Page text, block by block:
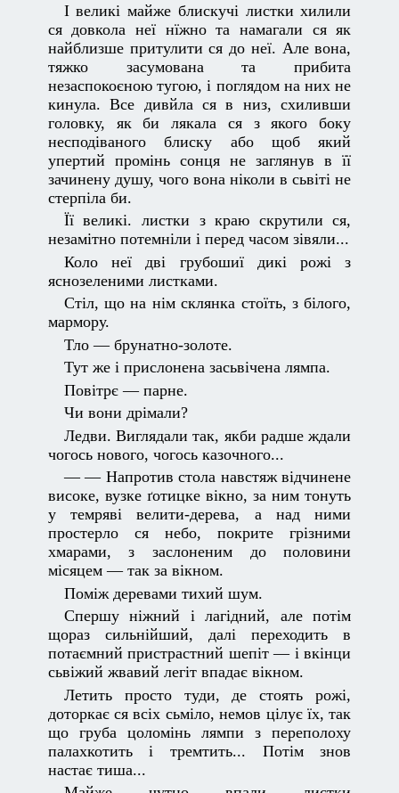
І великі майже блискучі листки хилили
ся довкола неї нїжно та намагали ся як
найблизше притулити ся до неї. Але вона,
тяжко засумована та прибита
незаспокоєною тугою, і поглядом на них не
кинула. Все дивйла ся в низ, схиливши
головку, як би лякала ся з якого боку
несподіваного блиску або щоб який
упертий промінь сонця не заглянув в її
зачинену душу, чого вона ніколи в сьвіті не
стерпіла би.
Її великі. листки з краю скрутили ся,
незамітно потемніли і перед часом зівяли...
Коло неї дві грубошиї дикі рожі з
яснозеленими листками.
Стіл, що на нім склянка стоїть, з білого,
мармору.
Тло — брунатно-золоте.
Тут же і прислонена засьвічена лямпа.
Повітрє — парне.
Чи вони дрімали?
Ледви. Виглядали так, якби радше ждали
чогось нового, чогось казочного...
— — Напротив стола навстяж відчинене
високе, вузке ґотицке вікно, за ним тонуть
у темряві велити-дерева, а над ними
простерло ся небо, покрите грізними
хмарами, з заслоненим до половини
місяцем — так за вікном.
Поміж деревами тихий шум.
Спершу ніжний і лагідний, але потім
щораз сильнійший, далі переходить в
потаємний пристрастний шепіт — і вкінци
сьвіжий жвавий легіт впадає вікном.
Летить просто туди, де стоять рожі,
доторкає ся всіх сьміло, немов цілує їх, так
що груба цоломінь лямпи з переполоху
палахкотить і тремтить... Потім знов
настає тиша...